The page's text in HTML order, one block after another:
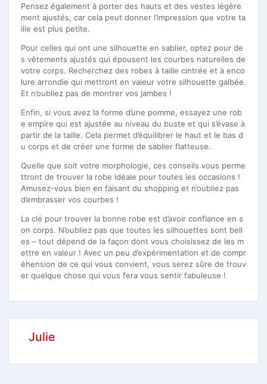
Pensez également à porter des hauts et des vestes légère
ment ajustés, car cela peut donner l’impression que votre ta
ille est plus petite.
Pour celles qui ont une silhouette en sablier, optez pour de
s vêtements ajustés qui épousent les courbes naturelles de
votre corps. Recherchez des robes à taille cintrée et à enco
lure arrondie qui mettront en valeur votre silhouette galbée.
Et n’oubliez pas de montrer vos jambes !
Enfin, si vous avez la forme d’une pomme, essayez une rob
e empire qui est ajustée au niveau du buste et qui s’évase à
partir de la taille. Cela permet d’équilibrer le haut et le bas d
u corps et de créer une forme de sablier flatteuse.
Quelle que soit votre morphologie, ces conseils vous perme
ttront de trouver la robe idéale pour toutes les occasions !
Amusez-vous bien en faisant du shopping et n’oubliez pas
d’embrasser vos courbes !
La clé pour trouver la bonne robe est d’avoir confiance en s
on corps. N’oubliez pas que toutes les silhouettes sont bell
es – tout dépend de la façon dont vous choisissez de les m
ettre en valeur ! Avec un peu d’expérimentation et de compr
éhension de ce qui vous convient, vous serez sûre de trouv
er quelque chose qui vous fera vous sentir fabuleuse !
Julie